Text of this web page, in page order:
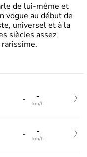
de lui-même et
vogue au début de
universel et à la
siècles assez
- -
km/h
- -
km/h